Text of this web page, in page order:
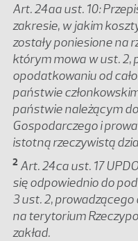
Art. 24aa ust. 10:
zakresie, w jakim
zostały poniesione na
którym mowa w ust. 2,
opodatkowaniu od
państwie
państwie należącym
Gospodarczego i
istotną rzeczywistą
2 Art. 24ca ust. 17
się odpowiednio do
3 ust. 2, prowadzącego
na terytorium
zakład.